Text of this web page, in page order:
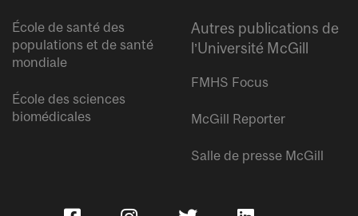
École de santé des
populations et de santé
mondiale
École des sciences
biomédicales
Autres publications de
l’Université McGill
FMHS Focus
McGill Reporter
Salle de presse McGill